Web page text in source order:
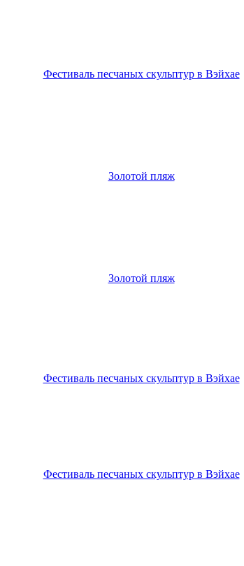
Фестиваль песчаных скульптур в Вэйхае
Золотой пляж
Золотой пляж
Фестиваль песчаных скульптур в Вэйхае
Фестиваль песчаных скульптур в Вэйхае